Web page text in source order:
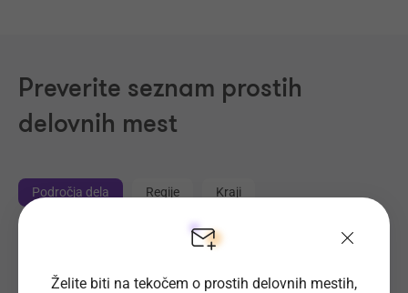
Preverite seznam prostih
delovnih mest
Področja dela Regije Kraji
Tehnične storitve, Mehanika
Želite biti na tekočem o prostih delovnih mestih,